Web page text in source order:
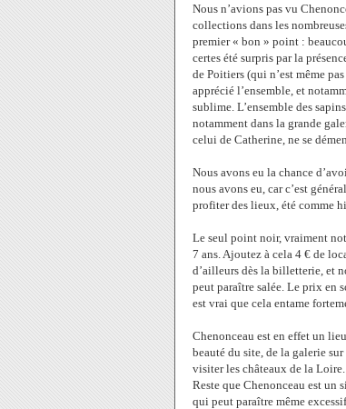
Nous n’avions pas vu
collections dans les
premier « bon » point :
certes été surpris par la
de Poitiers (qui n’est même
apprécié l’ensemble, et
sublime. L’ensemble des
notamment dans la grande
celui de Catherine, ne se
Nous avons eu la chance
nous avons eu, car c’est
profiter des lieux, été comme
Le seul point noir, vraiment
7 ans. Ajoutez à cela 4 € de
d’ailleurs dès la billetterie, et
peut paraître salée. Le prix en
est vrai que cela entame
Chenonceau est en effet un
beauté du site, de la galerie
visiter les châteaux de la
Reste que Chenonceau est un
qui peut paraître même